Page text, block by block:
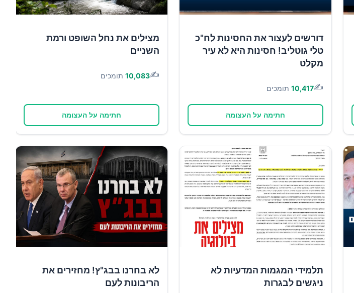
דורשים לעצור את החסינות לח"כ
טלי גוטליב! חסינות היא לא עיר
מקלט
✍️
10,417 תומכים
חתימה על העצומה
מצילים את נחל השופט ורמת
השניים
✍️
10,083 תומכים
חתימה על העצומה
תלמידי המגמות המדעיות לא
ניגשים לבגרות
לא בחרנו בבג"ץ! מחזירים את
הריבונות לעם